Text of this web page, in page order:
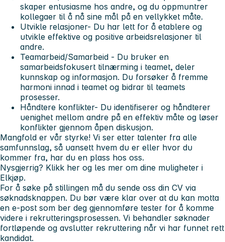
skaper entusiasme hos andre, og du oppmuntrer
kollegaer til å nå sine mål på en vellykket måte.
Utvikle relasjoner- Du har lett for å etablere og
utvikle effektive og positive arbeidsrelasjoner til
andre.
Teamarbeid/Samarbeid - Du bruker en
samarbeidsfokusert tilnærming i teamet, deler
kunnskap og informasjon. Du forsøker å fremme
harmoni innad i teamet og bidrar til teamets
prosesser.
Håndtere konflikter- Du identifiserer og håndterer
uenighet mellom andre på en effektiv måte og løser
konflikter gjennom åpen diskusjon.
Mangfold er vår styrke! Vi ser etter talenter fra alle
samfunnslag, så uansett hvem du er eller hvor du
kommer fra, har du en plass hos oss.
Nysgjerrig? Klikk her og les mer om dine muligheter i
Elkjøp.
For å søke på stillingen må du sende oss din CV via
søknadsknappen. Du bør være klar over at du kan motta
en e-post som ber deg gjennomføre tester for å komme
videre i rekrutteringsprosessen. Vi behandler søknader
fortløpende og avslutter rekruttering når vi har funnet rett
kandidat.